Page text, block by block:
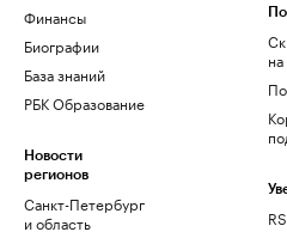
Финансы
Биографии
База знаний
РБК Образование
Новости
регионов
Санкт-Петербург
и область